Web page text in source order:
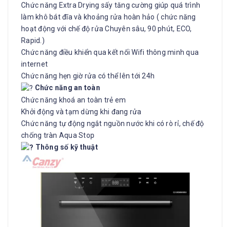
Chức năng Extra Drying sấy tăng cường giúp quá trình
làm khô bát đĩa và khoảng rửa hoàn hảo ( chức năng
hoạt động với chế độ rửa Chuyên sâu, 90 phút, ECO,
Rapid.)
Chức năng điều khiển qua kết nối Wifi thông minh qua
internet
Chức năng hẹn giờ rửa có thể lên tới 24h
Chức năng an toàn
Chức năng khoá an toàn trẻ em
Khởi động và tạm dừng khi đang rửa
Chức năng tự động ngắt nguồn nước khi có rò rỉ, chế độ
chống tràn Aqua Stop
Thông số kỹ thuật